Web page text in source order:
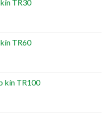
TR30
TR60
kín TR100